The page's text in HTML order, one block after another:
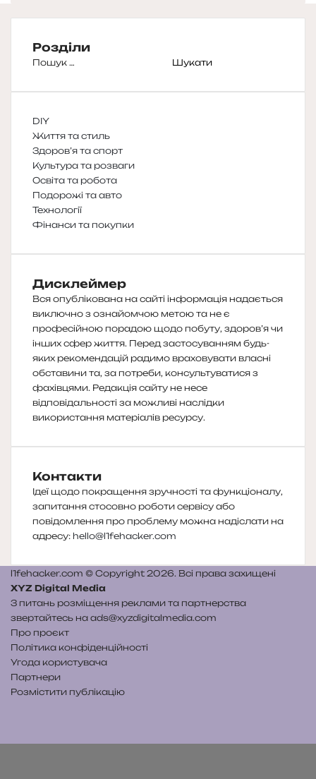
Розділи
Пошук:
DIY
Життя та стиль
Здоров’я та спорт
Культура та розваги
Освіта та робота
Подорожі та авто
Технології
Фінанси та покупки
Дисклеймер
Вся опублікована на сайті інформація надається
виключно з ознайомчою метою та не є
професійною порадою щодо побуту, здоров’я чи
інших сфер життя. Перед застосуванням будь-
яких рекомендацій радимо враховувати власні
обставини та, за потреби, консультуватися з
фахівцями. Редакція сайту не несе
відповідальності за можливі наслідки
використання матеріалів ресурсу.
Контакти
Ідеї щодо покращення зручності та функціоналу,
запитання стосовно роботи сервісу або
повідомлення про проблему можна надіслати на
адресу: hello@l1fehacker.com
l1fehacker.com © Copyright 2026. Всі права захищені
XYZ Digital Media
З питань розміщення реклами та партнерства
звертайтесь на ads@xyzdigitalmedia.com
Про проєкт
Політика конфіденційності
Угода користувача
Партнери
Розмістити публікацію